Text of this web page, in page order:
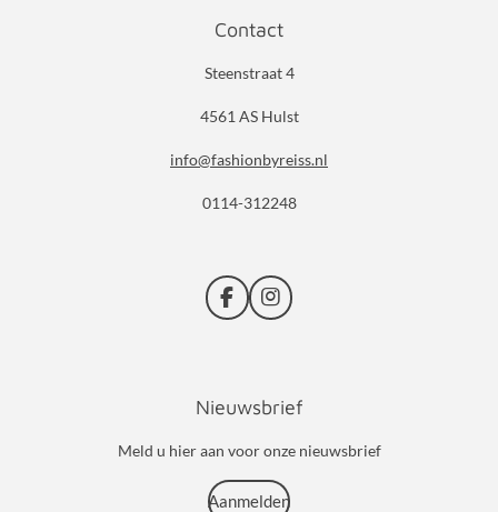
Contact
Steenstraat 4
4561 AS Hulst
info@fashionbyreiss.nl
0114-312248
F
a
o
k
I
n
g
a
Nieuwsbrief
Meld u hier aan voor onze nieuwsbrief
Aanmelden